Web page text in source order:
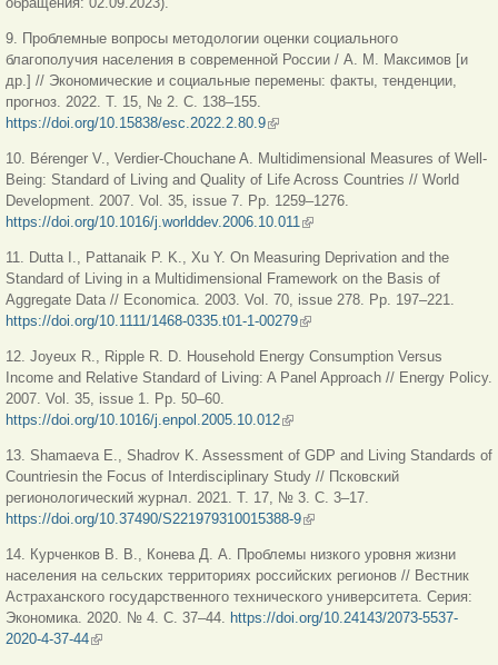
9. Проблемные вопросы методологии оценки социального
благополучия населения в современной России / А. М. Максимов [и
др.] // Экономические и социальные перемены: факты, тенденции,
прогноз. 2022. Т. 15, № 2. С. 138–155.
https://doi.org/10.15838/esc.2022.2.80.9(внешняя ссылка)
10. Bérenger V., Verdier-Chouchane A. Multidimensional Measures of Well-
Being: Standard of Living and Quality of Life Across Countries // World
Development. 2007. Vol. 35, issue 7. Pp. 1259–1276.
https://doi.org/10.1016/j.worlddev.2006.10.011(внешняя ссылка)
11. Dutta I., Pattanaik P. K., Xu Y. On Measuring Deprivation and the
Standard of Living in a Multidimensional Framework on the Basis of
Aggregate Data // Economica. 2003. Vol. 70, issue 278. Pp. 197–221.
https://doi.org/10.1111/1468-0335.t01-1-00279(внешняя ссылка)
12. Joyeux R., Ripple R. D. Household Energy Consumption Versus
Income and Relative Standard of Living: A Panel Approach // Energy Policy.
2007. Vol. 35, issue 1. Pp. 50–60.
https://doi.org/10.1016/j.enpol.2005.10.012(внешняя ссылка)
13. Shamaeva E., Shadrov K. Assessment of GDP and Living Standards of
Countriesin the Focus of Interdisciplinary Study // Псковский
регионологический журнал. 2021. Т. 17, № 3. С. 3–17.
https://doi.org/10.37490/S221979310015388-9(внешняя ссылка)
14. Курченков В. В., Конева Д. А. Проблемы низкого уровня жизни
населения на сельских территориях российских регионов // Вестник
Астраханского государственного технического университета. Серия:
Экономика. 2020. № 4. С. 37–44. https://doi.org/10.24143/2073-5537-
2020-4-37-44(внешняя ссылка)